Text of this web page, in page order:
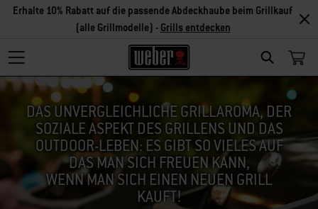
SEARCH
Erhalte 10% Rabatt auf die passende Abdeckhaube beim Grillkauf
(alle Grillmodelle) - Grills entdecken
DAS UNVERGLEICHLICHE GRILLAROMA, DER
SOZIALE ASPEKT DES GRILLENS UND DAS
OUTDOOR-LEBEN: ES GIBT SO VIELES AUF
DAS MAN SICH FREUEN KANN,
WENN MAN SICH EINEN NEUEN GRILL
KAUFT!